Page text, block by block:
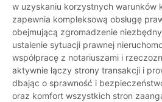
w uzyskaniu korzystnych warunków
zapewnia kompleksową obsługę
obejmującą zgromadzenie
ustalenie sytuacji prawnej
współpracę z notariuszami i
aktywnie łączy strony transakcji i
dbając o sprawność i
oraz komfort wszystkich stron